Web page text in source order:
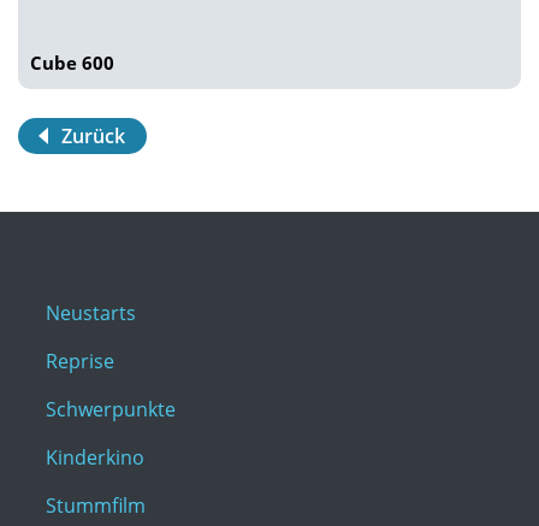
Cube 600
Zurück
Neustarts
Reprise
Schwerpunkte
Kinderkino
Stummfilm